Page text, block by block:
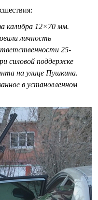
калибра 12×70 мм.
личность
25-
силовой поддержке
на улице Пушкина.
в установленном